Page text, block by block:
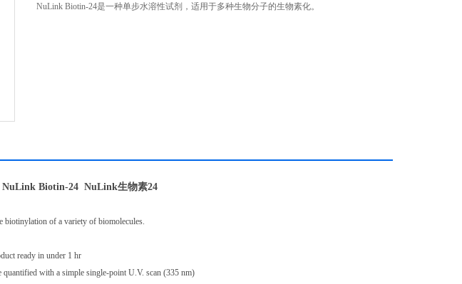
NuLink Biotin-24是一种单步水溶性试剂，适用于多种生物分子的生物素化。
NuLink Biotin-24 NuLink生物素24
biotinylation of a variety of biomolecules.
ready in under 1 hr
with a simple single-point U.V. scan (335 nm)